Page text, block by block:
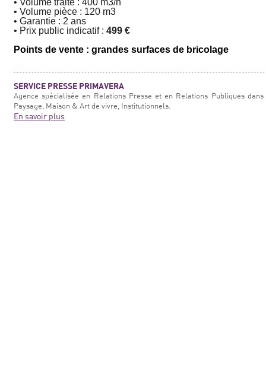
• Volume traité : 400 m3/h
• Volume pièce : 120 m3
• Garantie : 2 ans
• Prix public indicatif : 499 €
Points de vente : grandes surfaces de bricolage
SERVICE PRESSE PRIMAVERA
Agence spécialisée en Relations Presse et en Relations Publiques
Paysage, Maison & Art de vivre, Institutionnels.
En savoir plus